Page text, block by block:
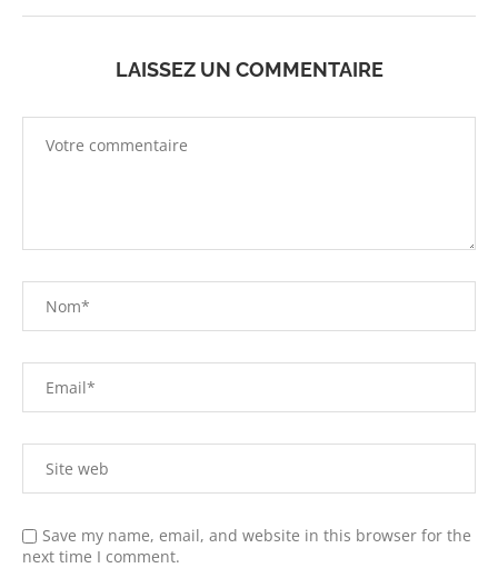
LAISSEZ UN COMMENTAIRE
Save my name, email, and website in this browser for the
next time I comment.